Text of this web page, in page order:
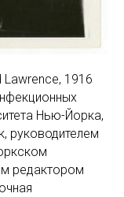
1916
Нью-Йорка,
руководителем
редактором